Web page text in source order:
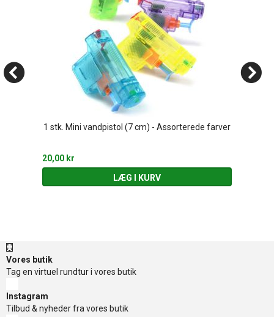
1 stk. Mini vandpistol (7 cm) - Assorterede farver
20,00 kr
LÆG I KURV
Vores butik
Tag en virtuel rundtur i vores butik
Instagram
Tilbud & nyheder fra vores butik